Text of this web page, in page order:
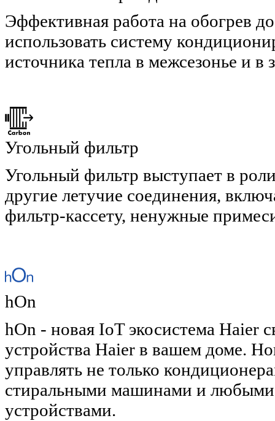
Эффективная работа на обогрев
использовать систему
источника тепла в межсезонье и
Угольный фильтр
Угольный фильтр выступает в
другие летучие соединения,
фильтр-кассету, ненужные
hOn
hOn - новая IoT экосистема Haier
устройства Haier в вашем доме.
управлять не только
стиральными машинами и
устройствами.